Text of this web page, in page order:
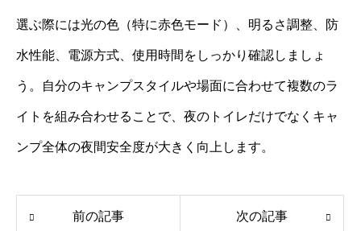
選ぶ際には光の色（特に赤色モード）、明るさ調整、防
水性能、電源方式、使用時間をしっかり確認しましょ
う。自分のキャンプスタイルや場面に合わせて複数のラ
イトを組み合わせることで、夜のトイレだけでなくキャ
ンプ全体の夜間安全度が大きく向上します。
前の記事 次の記事